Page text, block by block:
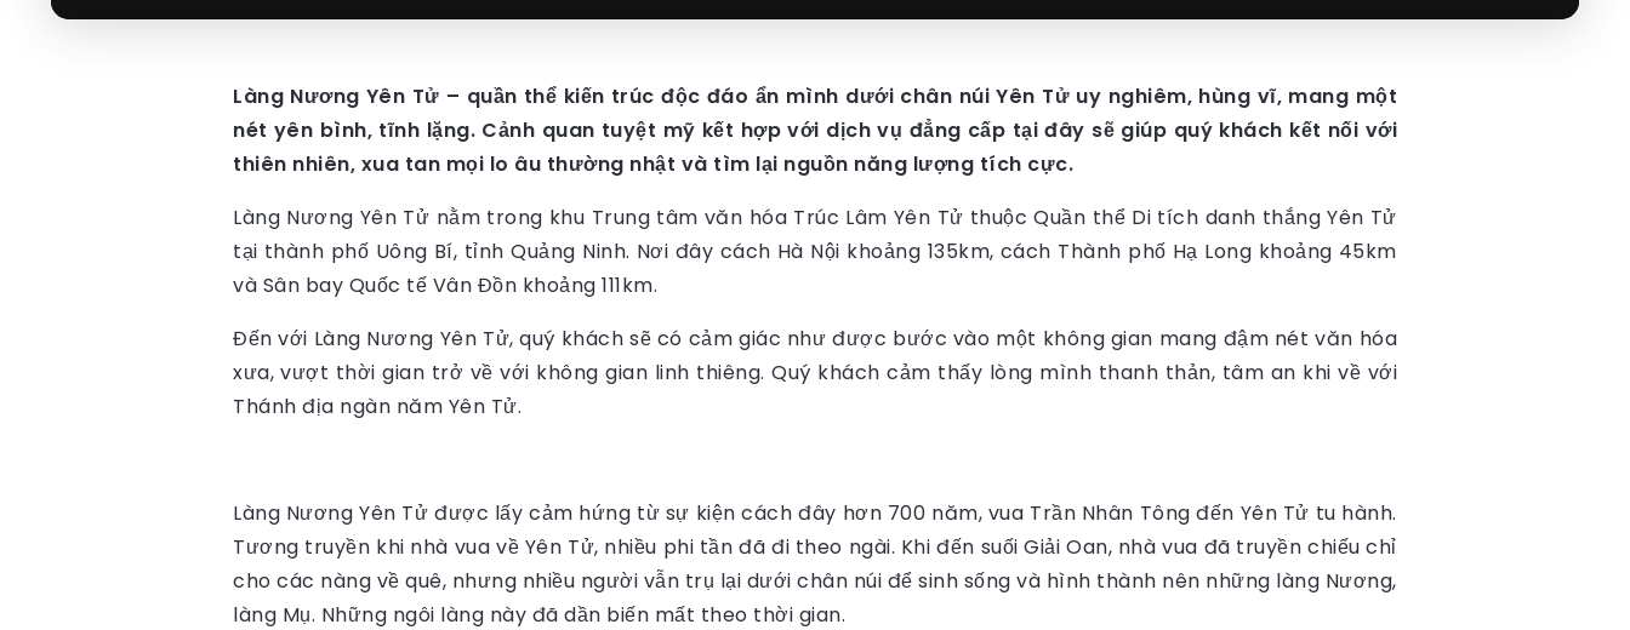
Làng Nương Yên Tử – quần thể kiến trúc độc đáo ẩn mình dưới chân núi Yên Tử uy nghiêm, hùng vĩ, mang một
nét yên bình, tĩnh lặng. Cảnh quan tuyệt mỹ kết hợp với dịch vụ đẳng cấp tại đây sẽ giúp quý khách kết nối với
thiên nhiên, xua tan mọi lo âu thường nhật và tìm lại nguồn năng lượng tích cực.
Làng Nương Yên Tử nằm trong khu Trung tâm văn hóa Trúc Lâm Yên Tử thuộc Quần thể Di tích danh thắng Yên Tử
tại thành phố Uông Bí, tỉnh Quảng Ninh. Nơi đây cách Hà Nội khoảng 135km, cách Thành phố Hạ Long khoảng 45km
và Sân bay Quốc tế Vân Đồn khoảng 111km.
Đến với Làng Nương Yên Tử, quý khách sẽ có cảm giác như được bước vào một không gian mang đậm nét văn hóa
xưa, vượt thời gian trở về với không gian linh thiêng. Quý khách cảm thấy lòng mình thanh thản, tâm an khi về với
Thánh địa ngàn năm Yên Tử.
Làng Nương Yên Tử được lấy cảm hứng từ sự kiện cách đây hơn 700 năm, vua Trần Nhân Tông đến Yên Tử tu hành.
Tương truyền khi nhà vua về Yên Tử, nhiều phi tần đã đi theo ngài. Khi đến suối Giải Oan, nhà vua đã truyền chiếu chỉ
cho các nàng về quê, nhưng nhiều người vẫn trụ lại dưới chân núi để sinh sống và hình thành nên những làng Nương,
làng Mụ. Những ngôi làng này đã dần biến mất theo thời gian.